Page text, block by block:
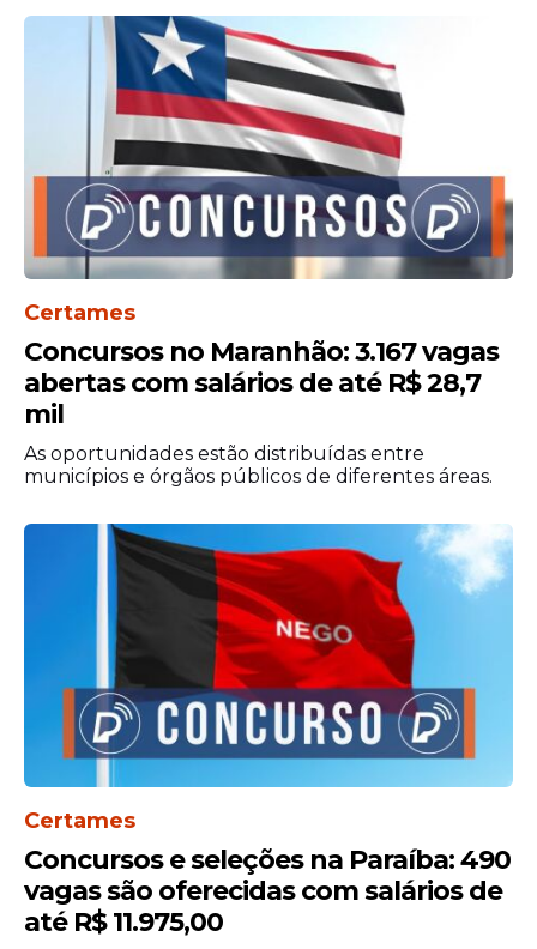
junho de 2026, por meio do portal oficial do
programa (clique aqui). A escolha dos
participantes acontecerá por sorteio
público marcado para 19 de junho de 2026.
A transmissão ocorrerá pelo canal da
Faifsul no YouTube.
As aulas serão realizadas no Campus Cabo
de Santo Agostinho do IFPE, com início
previsto para 1º de setembro de 2026. Nos
campi de Igarassu e Ipojuca, as atividades
devem começar em 3 de agosto de 2026.
Certames
Concursos no Maranhão: 3.167 vagas
abertas com salários de até R$ 28,7
mil
As oportunidades estão distribuídas entre
municípios e órgãos públicos de diferentes áreas.
Certames
Concursos e seleções na Paraíba: 490
vagas são oferecidas com salários de
até R$ 11.975,00